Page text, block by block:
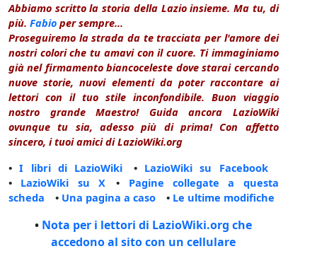
Abbiamo scritto la storia della Lazio insieme. Ma tu, di
più. Fabio per sempre...
Proseguiremo la strada da te tracciata per l'amore dei
nostri colori che tu amavi con il cuore. Ti immaginiamo
già nel firmamento biancoceleste dove starai cercando
nuove storie, nuovi elementi da poter raccontare ai
lettori con il tuo stile inconfondibile. Buon viaggio
nostro grande Maestro! Guida ancora LazioWiki
ovunque tu sia, adesso più di prima! Con affetto
sincero, i tuoi amici di LazioWiki.org
•I libri di LazioWiki • LazioWiki su Facebook
• LazioWiki su X • Pagine collegate a questa
scheda • Una pagina a caso • Le ultime modifiche
• Nota per i lettori di LazioWiki.org che
accedono al sito con un cellulare